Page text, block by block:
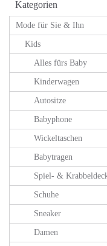
Kategorien
Mode für Sie & Ihn
Kids
Alles fürs Baby
Kinderwagen
Autositze
Babyphone
Wickeltaschen
Babytragen
Spiel- &
Schuhe
Sneaker
Damen